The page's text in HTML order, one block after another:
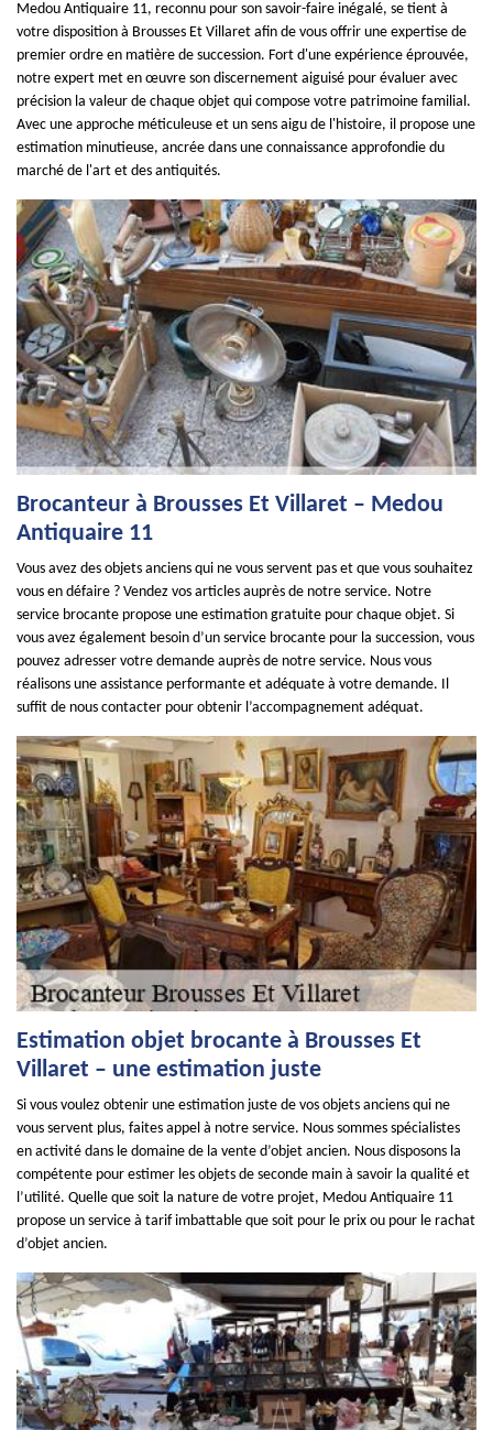
Medou Antiquaire 11, reconnu pour son savoir-faire inégalé, se tient à
votre disposition à Brousses Et Villaret afin de vous offrir une expertise de
premier ordre en matière de succession. Fort d'une expérience éprouvée,
notre expert met en œuvre son discernement aiguisé pour évaluer avec
précision la valeur de chaque objet qui compose votre patrimoine familial.
Avec une approche méticuleuse et un sens aigu de l'histoire, il propose une
estimation minutieuse, ancrée dans une connaissance approfondie du
marché de l'art et des antiquités.
Brocanteur à Brousses Et Villaret – Medou
Antiquaire 11
Vous avez des objets anciens qui ne vous servent pas et que vous souhaitez
vous en défaire ? Vendez vos articles auprès de notre service. Notre
service brocante propose une estimation gratuite pour chaque objet. Si
vous avez également besoin d’un service brocante pour la succession, vous
pouvez adresser votre demande auprès de notre service. Nous vous
réalisons une assistance performante et adéquate à votre demande. Il
suffit de nous contacter pour obtenir l’accompagnement adéquat.
Estimation objet brocante à Brousses Et
Villaret – une estimation juste
Si vous voulez obtenir une estimation juste de vos objets anciens qui ne
vous servent plus, faites appel à notre service. Nous sommes spécialistes
en activité dans le domaine de la vente d’objet ancien. Nous disposons la
compétente pour estimer les objets de seconde main à savoir la qualité et
l’utilité. Quelle que soit la nature de votre projet, Medou Antiquaire 11
propose un service à tarif imbattable que soit pour le prix ou pour le rachat
d’objet ancien.